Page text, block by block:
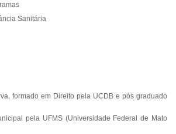
Sanitária
formado em Direito pela UCDB e pós graduado
pela UFMS (Universidade Federal de Mato